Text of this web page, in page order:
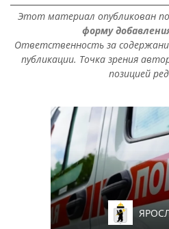
Этот материал опубликован
форму
Ответственность за
публикации. Точка зрения
позицией